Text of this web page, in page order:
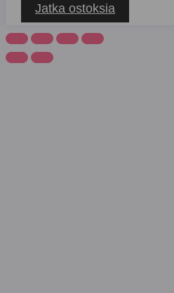
Jatka ostoksia